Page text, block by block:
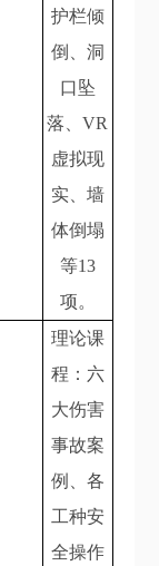
护栏倾
倒、洞
口坠
落、VR
虚拟现
实、墙
体倒塌
等13
项。
理论课
程：六
大伤害
事故案
例、各
工种安
全操作